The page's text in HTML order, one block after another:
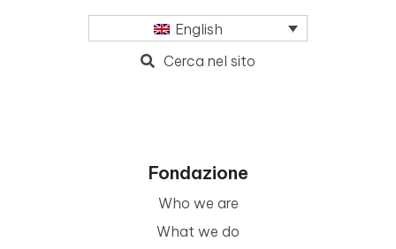
English
Cerca nel sito
Fondazione
Who we are
What we do